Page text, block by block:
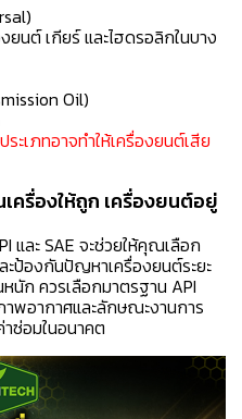
ยนต์ เกียร์ และไฮดรอลิกในบาง
Oil)
ระเภทอาจทำให้เครื่องยนต์เสีย
ครื่องให้ถูก เครื่องยนต์อยู่
และ SAE จะช่วยให้คุณเลือก
ป้องกันปัญหาเครื่องยนต์ระยะ
นัก ควรเลือกมาตรฐาน API
าพอากาศและลักษณะงานการ
ซ่อมในอนาคต